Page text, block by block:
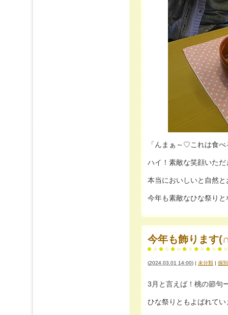
「んまぁ～♡これは食
ハイ！素敵な笑顔いただ
本当においしいと自然
今年も素敵なひな祭り
今年も飾ります
(2024.03.01 14:00) 未分類 個
3月と言えば！桃の節句
ひな祭りともよばれてい